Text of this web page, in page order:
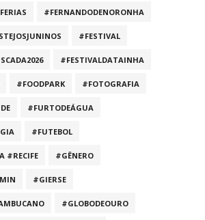
#FERNANDODENORONHA
#FESTIVAL
#FESTIVALDATAINHA
#FOODPARK #FOTOGRAFIA
#FURTODEÁGUA
#FUTEBOL
#RECIFE #GÊNERO
#GIERSE
#GLOBODEOURO